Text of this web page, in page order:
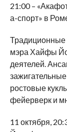
21:00 –
а-спорт» в
Традиционные
мэра Хайфы
деятелей.
ростовые
фейерверк и
11 октября,